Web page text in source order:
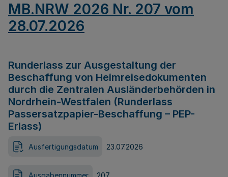
MB.NRW 2026 Nr. 207 vom
28.07.2026
Runderlass zur Ausgestaltung der
Beschaffung von Heimreisedokumenten
durch die Zentralen Ausländerbehörden in
Nordrhein-Westfalen (Runderlass
Passersatzpapier-Beschaffung – PEP-
Erlass)
Ausfertigungsdatum 23.07.2026
Ausgabennummer 207